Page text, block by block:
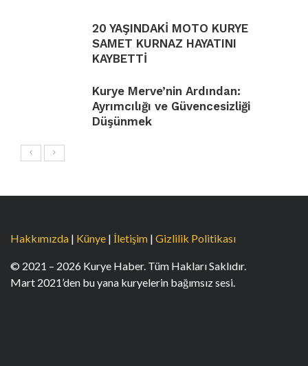
20 YAŞINDAKİ MOTO KURYE
SAMET KURNAZ HAYATINI
KAYBETTİ
Kurye Merve’nin Ardından:
Ayrımcılığı ve Güvencesizliği
Düşünmek
Hakkımızda | Künye | İletişim | Gizlilik Politikası
© 2021 – 2026 Kurye Haber. Tüm Hakları Saklıdır.
Mart 2021’den bu yana kuryelerin bağımsız sesi.